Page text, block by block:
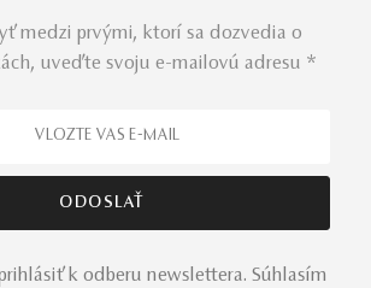
medzi prvými, ktorí sa dozvedia o
uveďte svoju e-mailovú adresu *
k odberu newslettera. Súhlasím